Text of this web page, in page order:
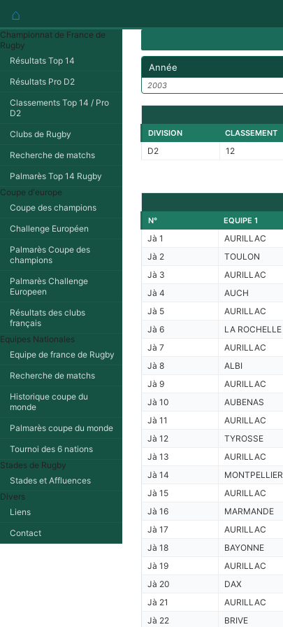
⌂
Championnat de France de
Rugby
Résultats Top 14
Résultats Pro D2
Classements Top 14 / Pro
D2
Clubs de Rugby
Recherche de matchs
Palmarès Top 14 Rugby
Coupe d'europe
Coupe des champions
Challenge Européen
Palmarès Coupe des
champions
Palmarès Challenge
Europeen
Résultats des clubs
français
Equipes Nationales
Equipe de france de Rugby
Recherche de matchs
Historique coupe du
monde
Palmarès coupe du monde
Tournoi des 6 nations
Stades de Rugby
Stades et Affluences
Divers
Liens
Contact
Année
2003
DIVISION
CLASSEMENT
D2 12
N°
EQUIPE 1
Jà 1 AURILLAC
Jà 2
TOULON
Jà 3
AURILLAC
Jà 4
AUCH
Jà 5
AURILLAC
Jà 6
LA ROCHELLE
Jà 7
AURILLAC
Jà 8
ALBI
Jà 9
AURILLAC
Jà 10
AUBENAS
Jà 11
AURILLAC
Jà 12
TYROSSE
Jà 13
AURILLAC
Jà 14
MONTPELLIER
Jà 15
AURILLAC
Jà 16
MARMANDE
Jà 17
AURILLAC
Jà 18
BAYONNE
Jà 19
AURILLAC
Jà 20
DAX
Jà 21
AURILLAC
Jà 22
BRIVE